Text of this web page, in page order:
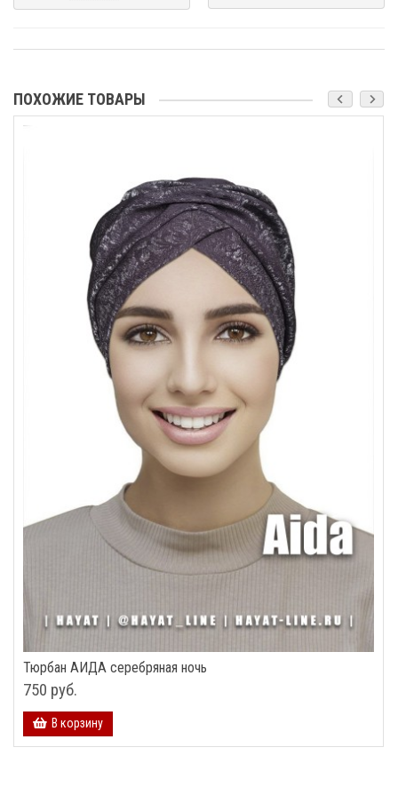
ПОХОЖИЕ ТОВАРЫ
Тюрбан АИДА серебряная ночь
750 руб.
В корзину